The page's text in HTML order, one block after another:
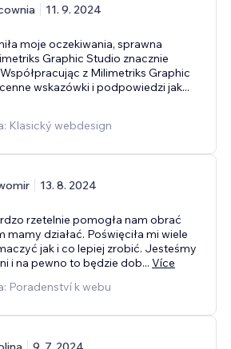
11. 9. 2024
moje oczekiwania, sprawna
Graphic Studio znacznie
z Milimetriks Graphic
wskazówki i podpowiedzi jak...
Klasický webdesign
13. 8. 2024
rzetelnie pomogła nam obrać
mamy działać. Poświęciła mi wiele
jak i co lepiej zrobić. Jesteśmy
i na pewno to będzie dob... Více
Poradenství k webu